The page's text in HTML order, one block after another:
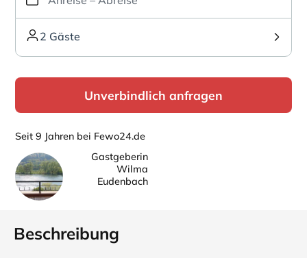
2 Gäste
Unverbindlich anfragen
Seit 9 Jahren bei Fewo24.de
Gastgeberin
Wilma
Eudenbach
Beschreibung